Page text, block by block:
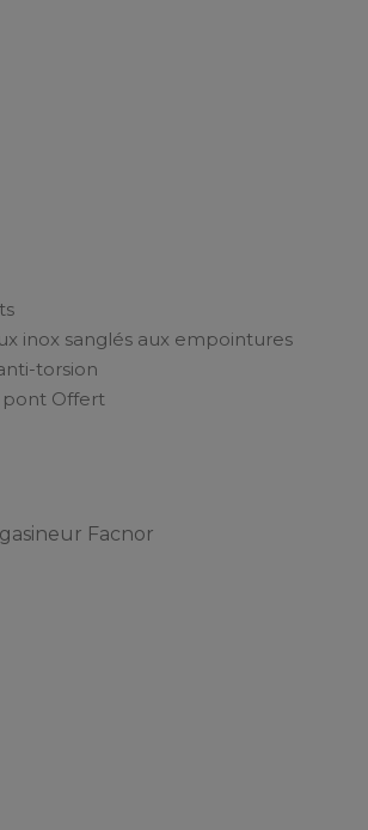
inox sanglés aux empointures
torsion
pont Offert
Facnor